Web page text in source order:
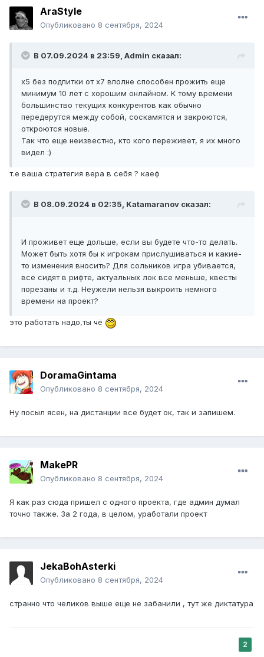
ArаStyle
Опубликовано 8 сентября, 2024
В 07.09.2024 в 23:59, Admin сказал:
х5 без подпитки от х7 вполне способен прожить еще
минимум 10 лет с хорошим онлайном. К тому времени
большинство текущих конкурентов как обычно
передерутся между собой, соскамятся и закроются,
откроются новые.
Так что еще неизвестно, кто кого переживет, я их много
видел :)
т.е ваша стратегия вера в себя ? каеф
В 08.09.2024 в 02:35, Katamaranov сказал:
И проживет еще дольше, если вы будете что-то делать.
Может быть хотя бы к игрокам прислушиваться и какие-
то изменения вносить? Для сольников игра убивается,
все сидят в рифте, актуальных лок все меньше, квесты
порезаны и т.д. Неужели нельзя выкроить немного
времени на проект?
это работать надо,ты чё
DoramaGintama
Опубликовано 8 сентября, 2024
Ну посыл ясен, на дистанции все будет ок, так и запишем.
MakePR
Опубликовано 8 сентября, 2024
Я как раз сюда пришел с одного проекта, где админ думал
точно также. За 2 года, в целом, уработали проект
JekaBohAsterki
Опубликовано 8 сентября, 2024
странно что челиков выше еще не забанили , тут же диктатура
2